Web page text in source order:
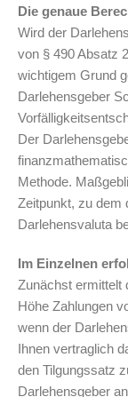
Die genaue
Wird der
von § 490 Absatz
wichtigem Grund
Darlehensgeber
Der
Methode.
Zeitpunkt, zu dem
Darlehensvaluta
Im Einzelnen
Zunächst ermittelt
Höhe Zahlungen
wenn der
Ihnen vertraglich
den Tilgungssatz
Darlehensgeber